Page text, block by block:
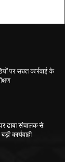
पर सख्त कार्रवाई के
ढाबा संचालक से
कार्यवाही